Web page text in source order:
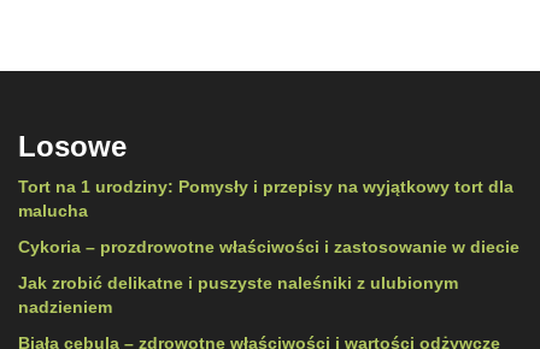
Losowe
Tort na 1 urodziny: Pomysły i przepisy na wyjątkowy tort dla
malucha
Cykoria – prozdrowotne właściwości i zastosowanie w diecie
Jak zrobić delikatne i puszyste naleśniki z ulubionym
nadzieniem
Biała cebula – zdrowotne właściwości i wartości odżywcze